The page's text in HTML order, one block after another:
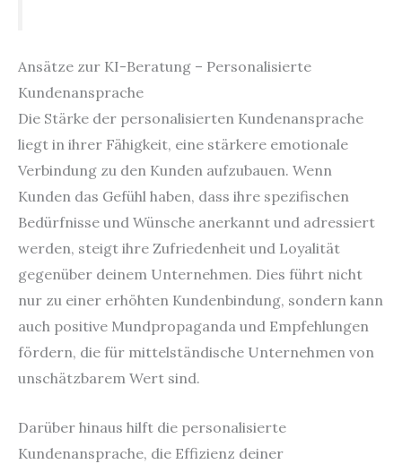
Ansätze zur KI-Beratung – Personalisierte
Kundenansprache
Die Stärke der personalisierten Kundenansprache
liegt in ihrer Fähigkeit, eine stärkere emotionale
Verbindung zu den Kunden aufzubauen. Wenn
Kunden das Gefühl haben, dass ihre spezifischen
Bedürfnisse und Wünsche anerkannt und adressiert
werden, steigt ihre Zufriedenheit und Loyalität
gegenüber deinem Unternehmen. Dies führt nicht
nur zu einer erhöhten Kundenbindung, sondern kann
auch positive Mundpropaganda und Empfehlungen
fördern, die für mittelständische Unternehmen von
unschätzbarem Wert sind.
Darüber hinaus hilft die personalisierte
Kundenansprache, die Effizienz deiner